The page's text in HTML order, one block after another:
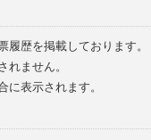
歴を掲載しております。
ません。
表示されます。